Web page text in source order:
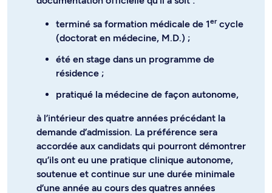
terminé sa formation médicale de 1ercycle
(doctorat en médecine, M.D.) ;
été en stage dans un programme de
résidence ;
pratiqué la médecine de façon autonome,
à l’intérieur des quatre années précédant la
demande d’admission. La préférence sera
accordée aux candidats qui pourront démontrer
qu’ils ont eu une pratique clinique autonome,
soutenue et continue sur une durée minimale
d’une année au cours des quatres années